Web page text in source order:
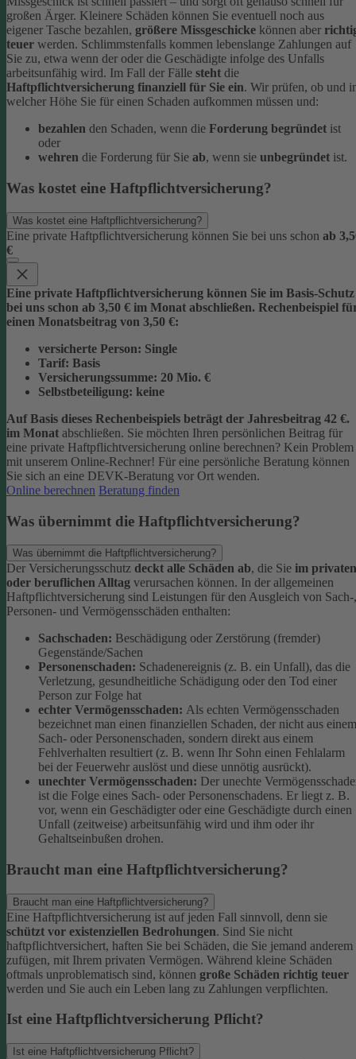
großen Ärger. Kleinere Schäden können Sie eventuell noch aus
eigener Tasche bezahlen, größere Missgeschicke können aber
teuer werden. Schlimmstenfalls kommen lebenslange Zahlungen auf
Sie zu, etwa wenn der oder die Geschädigte infolge des Unfalls
arbeitsunfähig wird. Im Fall der Fälle steht die
Haftpflichtversicherung finanziell für Sie ein. Wir prüfen, ob und
welcher Höhe Sie für einen Schaden aufkommen müssen und:
bezahlen den Schaden, wenn die Forderung begründet ist
oder
wehren die Forderung für Sie ab, wenn sie unbegründet ist.
Was kostet eine Haftpflichtversicherung?
Was kostet eine Haftpflichtversicherung?
Eine private Haftpflichtversicherung können Sie bei uns schon ab
€
Eine private Haftpflichtversicherung können Sie im Basis-Schutz
bei uns schon ab 3,50 € im Monat abschließen. Rechenbeispiel
einen Monatsbeitrag von 3,50 €:
versicherte Person: Single
Tarif: Basis
Versicherungssumme: 20 Mio. €
Selbstbeteiligung: keine
Auf Basis dieses Rechenbeispiels beträgt der Jahresbeitrag 42 €.
im Monat abschließen. Sie möchten Ihren persönlichen Beitrag für
eine private Haftpflichtversicherung online berechnen? Kein Problem
mit unserem Online-Rechner! Für eine persönliche Beratung können
Sie sich an eine DEVK-Beratung vor Ort wenden.
Online berechnen Beratung finden
Was übernimmt die Haftpflichtversicherung?
Was übernimmt die Haftpflichtversicherung?
Der Versicherungsschutz deckt alle Schäden ab, die Sie im privaten
oder beruflichen Alltag verursachen können. In der allgemeinen
Haftpflichtversicherung sind Leistungen für den Ausgleich von Sach-,
Personen- und Vermögensschäden enthalten:
Sachschaden: Beschädigung oder Zerstörung (fremder)
Gegenstände/Sachen
Personenschaden: Schadenereignis (z. B. ein Unfall), das die
Verletzung, gesundheitliche Schädigung oder den Tod einer
Person zur Folge hat
echter Vermögensschaden: Als echten Vermögensschaden
bezeichnet man einen finanziellen Schaden, der nicht aus einem
Sach- oder Personenschaden, sondern direkt aus einem
Fehlverhalten resultiert (z. B. wenn Ihr Sohn einen Fehlalarm
bei der Feuerwehr auslöst und diese unnötig ausrückt).
unechter Vermögensschaden: Der unechte
ist die Folge eines Sach- oder Personenschadens. Er liegt z. B.
vor, wenn ein Geschädigter oder eine Geschädigte durch einen
Unfall (zeitweise) arbeitsunfähig wird und ihm oder ihr
Gehaltseinbußen drohen.
Braucht man eine Haftpflichtversicherung?
Braucht man eine Haftpflichtversicherung?
Eine Haftpflichtversicherung ist auf jeden Fall sinnvoll, denn sie
schützt vor existenziellen Bedrohungen. Sind Sie nicht
haftpflichtversichert, haften Sie bei Schäden, die Sie jemand anderem
zufügen, mit Ihrem privaten Vermögen. Während kleine Schäden
oftmals unproblematisch sind, können große Schäden richtig teuer
werden und Sie auch ein Leben lang zu Zahlungen verpflichten.
Ist eine Haftpflichtversicherung Pflicht?
Ist eine Haftpflichtversicherung Pflicht?